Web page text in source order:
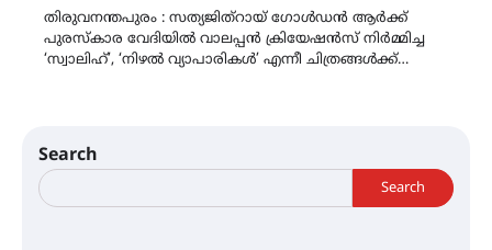
തിരുവനന്തപുരം : സത്യജിത്‌റായ് ഗോൾഡൻ ആർക്ക്
പുരസ്‌കാര വേദിയിൽ വാലപ്പൻ ക്രിയേഷൻസ് നിർമ്മിച്ച
‘സ്വാലിഹ്’, ‘നിഴൽ വ്യാപാരികൾ’ എന്നീ ചിത്രങ്ങൾക്ക്…
Search
Search